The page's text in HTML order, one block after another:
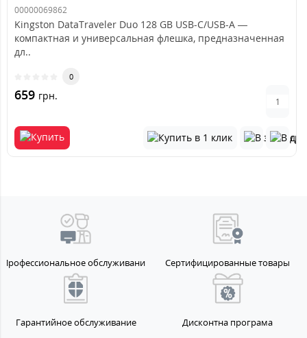
00000069862
Kingston DataTraveler Duo 128 GB USB-C/USB-A —
компактная и универсальная флешка, предназначенная
дл..
0
659 грн.
Профессиональное обслуживание Сертифицированные товары
Гарантийное обслуживание Дисконтна програма